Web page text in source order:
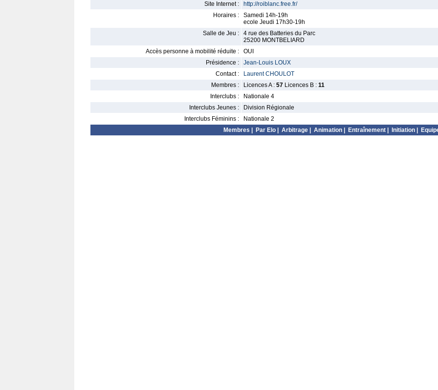
Site Internet :
http://roiblanc.free.fr/
Horaires :
Samedi 14h-19h
ecole Jeudi 17h30-19h
Salle de Jeu :
4 rue des Batteries du Parc
25200 MONTBELIARD
Accès personne à mobilité réduite :
OUI
Présidence :
Jean-Louis LOUX
Contact :
Laurent CHOULOT
Membres :
Licences A : 57 Licences B : 11
Interclubs :
Nationale 4
Interclubs Jeunes :
Division Régionale
Interclubs Féminins :
Nationale 2
Membres
Par Elo Arbitrage Animation Entraînement Initiation